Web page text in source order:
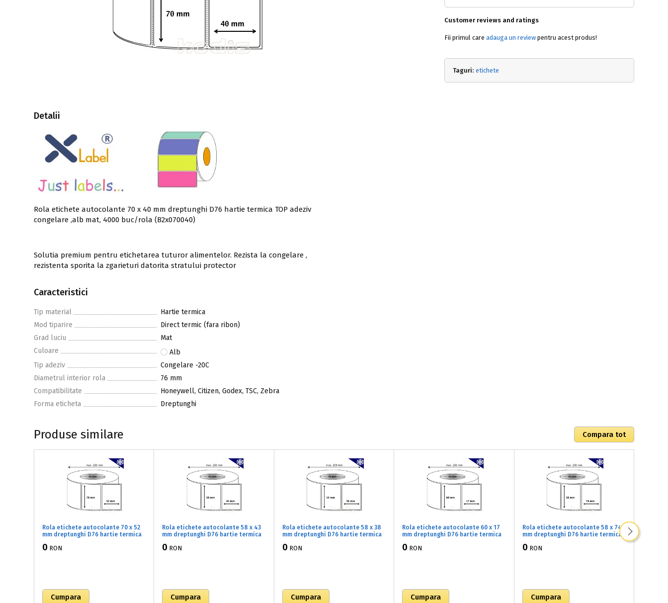
Detalii
Rola etichete autocolante 70 x 40 mm dreptunghi D76 hartie termica TOP adeziv
congelare ,alb mat, 4000 buc/rola (B2x070040)
Solutia premium pentru etichetarea tuturor alimentelor. Rezista la congelare ,
rezistenta sporita la zgarieturi datorita stratului protector
Caracteristici
Tip material
Hartie termica
Mod tiparire
Direct termic (fara ribon)
Grad luciu
Mat
Culoare
Alb
Tip adeziv
Congelare -20C
Diametrul interior rola
76 mm
Compatibilitate
Honeywell, Citizen, Godex, TSC, Zebra
Forma eticheta
Dreptunghi
Customer reviews and ratings
Fii primul care adauga un review pentru acest produs!
Taguri: etichete
Produse similare
Rola etichete autocolante 70 x 52
mm dreptunghi D76 hartie termica
3000 buc/rola (B2x070052)
0 RON
Rola etichete autocolante 58 x 43
mm dreptunghi D76 hartie termica
3000 buc/rola (B2x058043)
0 RON
Rola etichete autocolante 58 x 38
mm dreptunghi D76 hartie termica
4000 buc/rola (B2x058038)
0 RON
Rola etichete autocolante 60 x 17
mm dreptunghi D76 hartie termica
7000 buc/rola (B2x060017)
0 RON
Rola etichete autocolante 58 x 74
mm dreptunghi D76 hartie termica
2000 buc/rola (B2x058074)
0 RON